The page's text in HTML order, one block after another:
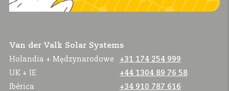
Van der Valk Solar Systems
Holandia + Mędzynarodowe
+31 174 254 999
UK + IE
+44 1304 89 76 58
Ibérica
+34 910 787 616